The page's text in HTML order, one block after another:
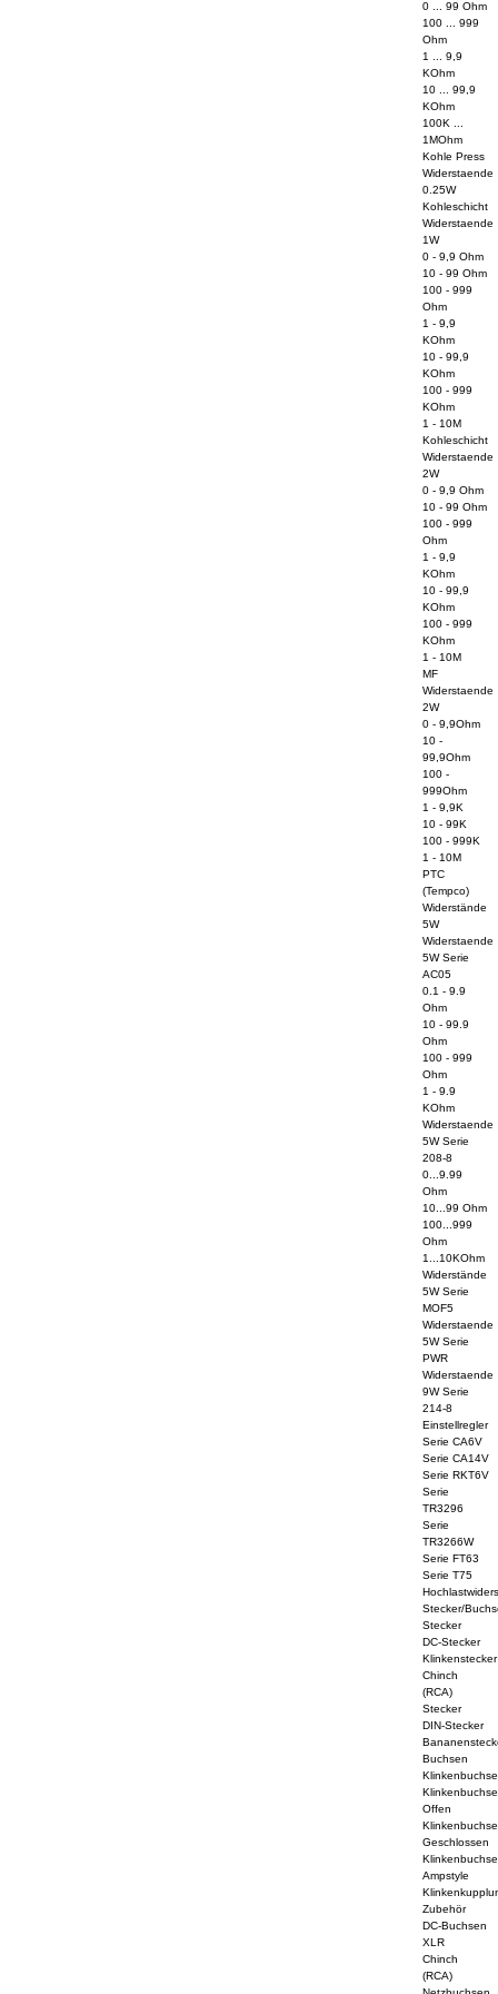
0 ... 99 Ohm
100 ... 999
Ohm
1 ... 9,9
KOhm
10 ... 99,9
KOhm
100K ...
1MOhm
Kohle Press
Widerstaende
0.25W
Kohleschicht
Widerstaende
1W
0 - 9,9 Ohm
10 - 99 Ohm
100 - 999
Ohm
1 - 9,9
KOhm
10 - 99,9
KOhm
100 - 999
KOhm
1 - 10M
Kohleschicht
Widerstaende
2W
0 - 9,9 Ohm
10 - 99 Ohm
100 - 999
Ohm
1 - 9,9
KOhm
10 - 99,9
KOhm
100 - 999
KOhm
1 - 10M
MF
Widerstaende
2W
0 - 9,9Ohm
10 -
99,9Ohm
100 -
999Ohm
1 - 9,9K
10 - 99K
100 - 999K
1 - 10M
PTC
(Tempco)
Widerstände
5W
Widerstaende
5W Serie
AC05
0.1 - 9.9
Ohm
10 - 99.9
Ohm
100 - 999
Ohm
1 - 9.9
KOhm
Widerstaende
5W Serie
208-8
0...9.99
Ohm
10...99 Ohm
100...999
Ohm
1...10KOhm
Widerstände
5W Serie
MOF5
Widerstaende
5W Serie
PWR
Widerstaende
9W Serie
214-8
Einstellregler
Serie CA6V
Serie CA14V
Serie RKT6V
Serie
TR3296
Serie
TR3266W
Serie FT63
Serie T75
Stecker/
Stecker
DC-Stecker
Klinkenstecker
Chinch
(RCA)
Stecker
DIN-Stecker
Buchsen
Offen
Geschlossen
Ampstyle
Zubehör
DC-Buchsen
XLR
Chinch
(RCA)